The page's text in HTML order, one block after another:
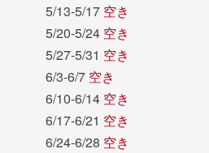
5/13-5/17 空き
5/20-5/24 空き
5/27-5/31 空き
6/3-6/7 空き
6/10-6/14 空き
6/17-6/21 空き
6/24-6/28 空き